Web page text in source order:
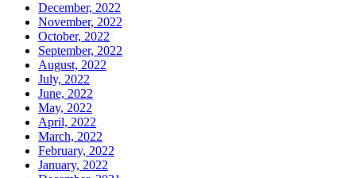
December, 2022
November, 2022
October, 2022
September, 2022
August, 2022
July, 2022
June, 2022
May, 2022
April, 2022
March, 2022
February, 2022
January, 2022